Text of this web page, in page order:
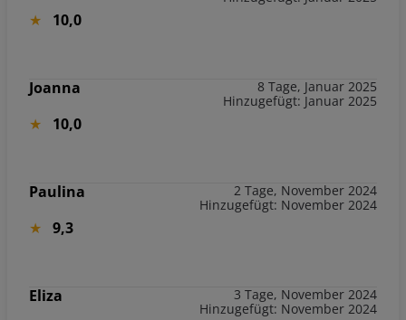
10,0
Joanna
8 Tage, Januar 2025
Hinzugefügt: Januar 2025
10,0
Paulina
2 Tage, November 2024
Hinzugefügt: November 2024
9,3
Eliza
3 Tage, November 2024
Hinzugefügt: November 2024